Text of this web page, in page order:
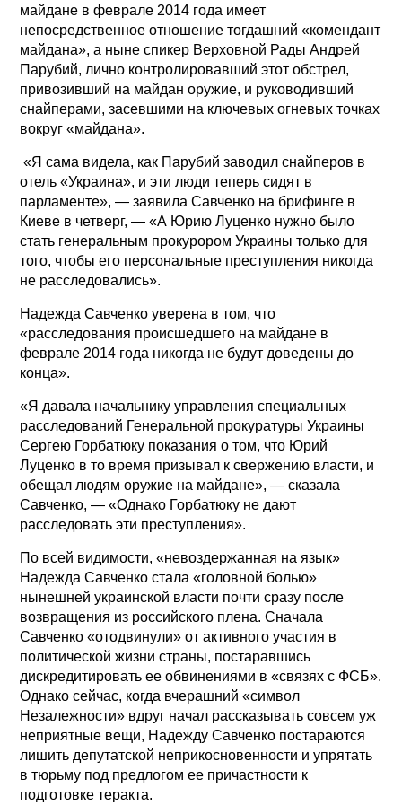
майдане в феврале 2014 года имеет
непосредственное отношение тогдашний «комендант
майдана», а ныне спикер Верховной Рады Андрей
Парубий, лично контролировавший этот обстрел,
привозивший на майдан оружие, и руководивший
снайперами, засевшими на ключевых огневых точках
вокруг «майдана».
«Я сама видела, как Парубий заводил снайперов в
отель «Украина», и эти люди теперь сидят в
парламенте», — заявила Савченко на брифинге в
Киеве в четверг, — «А Юрию Луценко нужно было
стать генеральным прокурором Украины только для
того, чтобы его персональные преступления никогда
не расследовались».
Надежда Савченко уверена в том, что
«расследования происшедшего на майдане в
феврале 2014 года никогда не будут доведены до
конца».
«Я давала начальнику управления специальных
расследований Генеральной прокуратуры Украины
Сергею Горбатюку показания о том, что Юрий
Луценко в то время призывал к свержению власти, и
обещал людям оружие на майдане», — сказала
Савченко, — «Однако Горбатюку не дают
расследовать эти преступления».
По всей видимости, «невоздержанная на язык»
Надежда Савченко стала «головной болью»
нынешней украинской власти почти сразу после
возвращения из российского плена. Сначала
Савченко «отодвинули» от активного участия в
политической жизни страны, постаравшись
дискредитировать ее обвинениями в «связях с ФСБ».
Однако сейчас, когда вчерашний «символ
Незалежности» вдруг начал рассказывать совсем уж
неприятные вещи, Надежду Савченко постараются
лишить депутатской неприкосновенности и упрятать
в тюрьму под предлогом ее причастности к
подготовке теракта.